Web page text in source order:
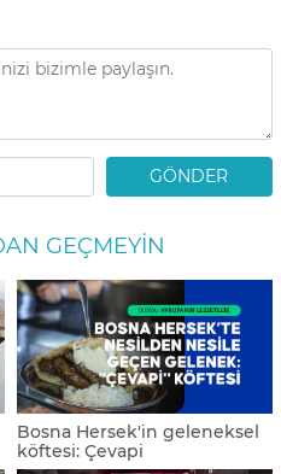
GÖNDER
GEÇMEYIN
Bosna Hersek'in geleneksel
köftesi: Çevapi